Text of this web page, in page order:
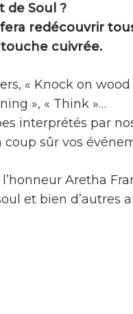
de Soul ?
redécouvrir
cuivrée.
« Knock on wood
», « Think »…
interprétés par
sûr vos
Aretha
et bien d’autres